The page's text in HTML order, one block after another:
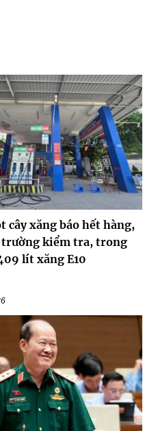
cây xăng báo hết hàng,
kiểm tra, trong
lít xăng E10